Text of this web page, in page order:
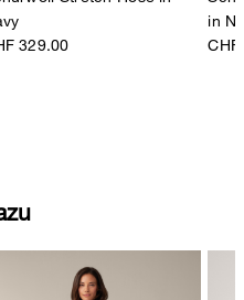
329.00
in